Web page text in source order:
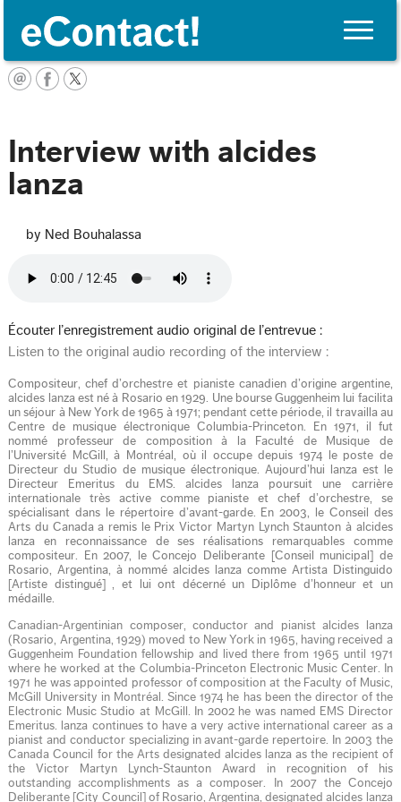
Toggle
Interview with alcides
lanza
by Ned Bouhalassa
Écouter l’enregistrement audio original de l’entrevue :
Listen to the original audio recording of the interview :
Compositeur, chef d’orchestre et pianiste canadien d’origine argentine,
alcides lanza est né à Rosario en 1929. Une bourse Guggenheim lui facilita
un séjour à New York de 1965 à 1971; pendant cette période, il travailla au
Centre de musique électronique Columbia-Princeton. En 1971, il fut
nommé professeur de composition à la Faculté de Musique de
l’Université McGill, à Montréal, où il occupe depuis 1974 le poste de
Directeur du Studio de musique électronique. Aujourd’hui lanza est le
Directeur Emeritus du EMS. alcides lanza poursuit une carrière
internationale très active comme pianiste et chef d’orchestre, se
spécialisant dans le répertoire d’avant-garde. En 2003, le Conseil des
Arts du Canada a remis le Prix Victor Martyn Lynch Staunton à alcides
lanza en reconnaissance de ses réalisations remarquables comme
compositeur. En 2007, le Concejo Deliberante [Conseil municipal] de
Rosario, Argentina, à nommé alcides lanza comme Artista Distinguido
[Artiste distingué] , et lui ont décerné un Diplôme d’honneur et un
médaille.
Canadian-Argentinian composer, conductor and pianist alcides lanza
(Rosario, Argentina, 1929) moved to New York in 1965, having received a
Guggenheim Foundation fellowship and lived there from 1965 until 1971
where he worked at the Columbia-Princeton Electronic Music Center. In
1971 he was appointed professor of composition at the Faculty of Music,
McGill University in Montréal. Since 1974 he has been the director of the
Electronic Music Studio at McGill. In 2002 he was named EMS Director
Emeritus. lanza continues to have a very active international career as a
pianist and conductor specializing in avant-garde repertoire. In 2003 the
Canada Council for the Arts designated alcides lanza as the recipient of
the Victor Martyn Lynch-Staunton Award in recognition of his
outstanding accomplishments as a composer. In 2007 the Concejo
Deliberante [City Council] of Rosario, Argentina, designated alcides lanza